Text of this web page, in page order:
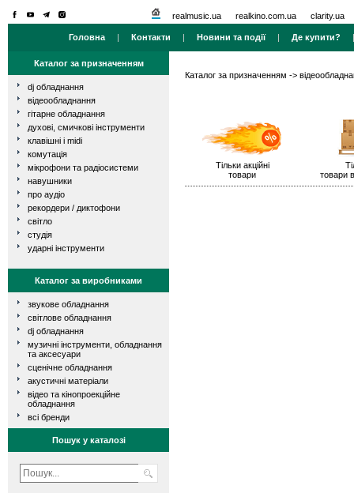
realmusic.ua realkino.com.ua clarity.ua
Головна | Контакти | Новини та події| Де купити?
Каталог за призначенням
dj обладнання
відеообладнання
гітарне обладнання
духові, смичкові інструменти
клавішні і midi
комутація
мікрофони та радіосистеми
навушники
про аудіо
рекордери / диктофони
світло
студія
ударні інструменти
Каталог за виробниками
звукове обладнання
світлове обладнання
dj обладнання
музичні інструменти, обладнання
та аксесуари
сценічне обладнання
акустичні матеріали
відео та кінопроекційне
обладнання
всі бренди
Пошук у каталозі
Каталог за призначенням ->
Тільки акційні
товари
товари